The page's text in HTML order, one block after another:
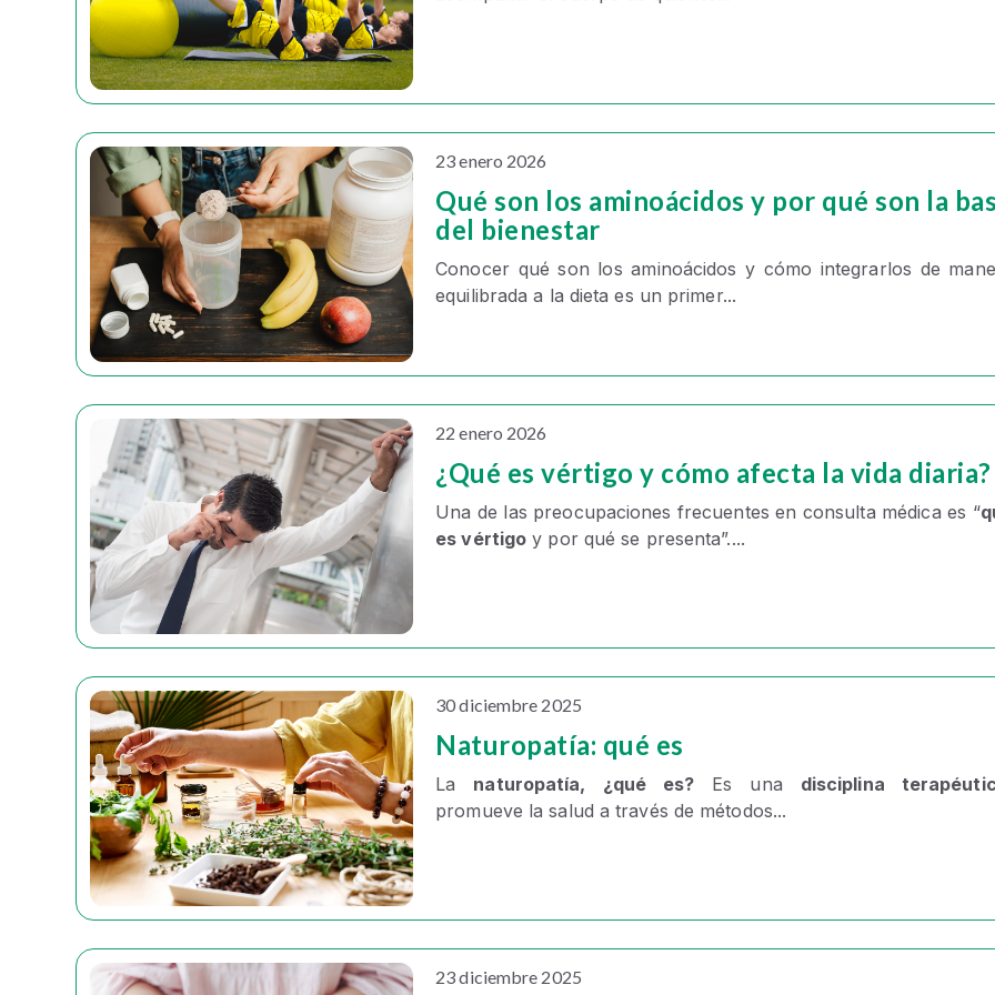
23 enero 2026
Qué son los aminoácidos y por qué son la
del bienestar
Conocer qué son los aminoácidos y cómo integrarlos de
equilibrada a la dieta es un primer...
22 enero 2026
¿Qué es vértigo y cómo afecta la vida diaria?
Una de las preocupaciones frecuentes en consulta médica es “
es vértigo y por qué se presenta”....
30 diciembre 2025
Naturopatía: qué es
La naturopatía, ¿qué es? Es una disciplina
promueve la salud a través de métodos...
23 diciembre 2025